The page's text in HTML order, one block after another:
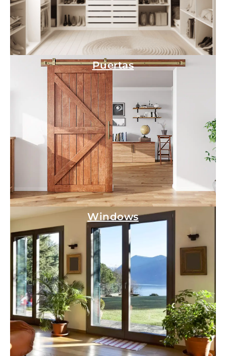
Puertas
Windows